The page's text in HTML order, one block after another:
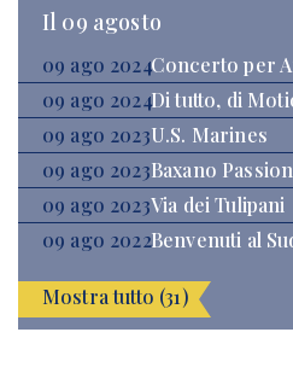
Il 09 agosto
09 ago 2024Concerto per
09 ago 2024Di tutto, di
09 ago 2023U.S. Marines
09 ago 2023Baxano
09 ago 2023Via dei Tulipani
09 ago 2022Benvenuti al
Mostra tutto (31)